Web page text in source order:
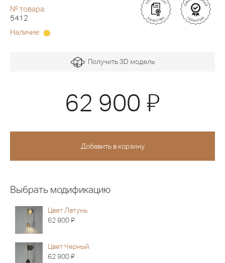
№ товара:
5412
Наличие:
Получить 3D модель
62 900 Я
Выбрать модификацию
Цвет Латунь
62 900Я
Цвет Черный
62 900Я